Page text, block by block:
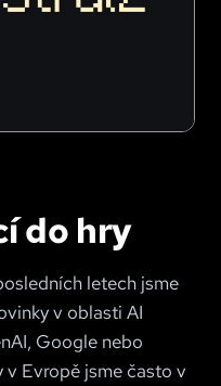
do hry
letech jsme
v oblasti AI
Google nebo
Evropě jsme často v